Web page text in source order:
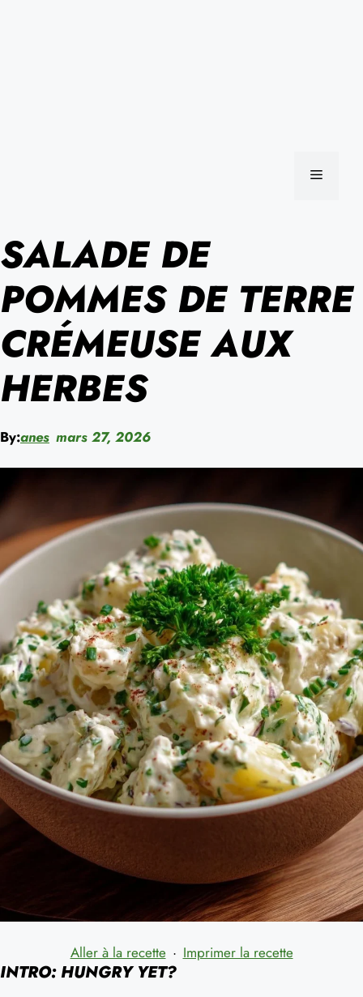
MENU
SALADE DE
POMMES DE TERRE
CRÉMEUSE AUX
HERBES
By:anes mars 27, 2026
Aller à la recette · Imprimer la recette
INTRO: HUNGRY YET?